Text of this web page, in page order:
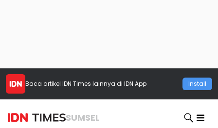
Baca artikel IDN Times lainnya di IDN App Install
SUMSEL